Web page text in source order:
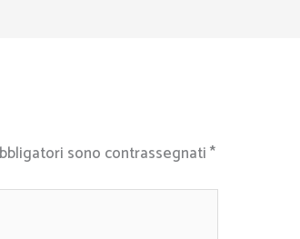
sono contrassegnati*